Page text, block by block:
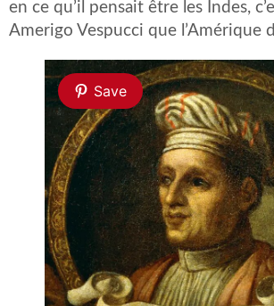
en ce qu’il pensait être les Indes,
Amerigo Vespucci que l’Amérique
Save